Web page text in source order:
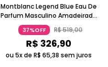
Montblanc Legend Blue Eau De
Parfum Masculino Amadeirado
Aromático 30ml Azul Montblanc
37%OFF R$519,00
R$ 326,90
ou 5x de R$ 65,38 sem juros